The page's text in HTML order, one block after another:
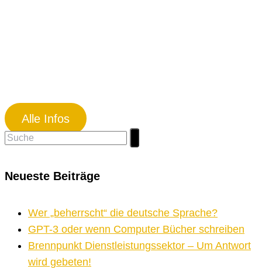
Alle Infos
Suchen
Neueste Beiträge
Wer „beherrscht“ die deutsche Sprache?
GPT-3 oder wenn Computer Bücher schreiben
Brennpunkt Dienstleistungssektor – Um Antwort
wird gebeten!